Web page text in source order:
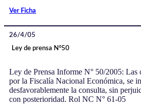
Ver Ficha
26/4/05
Ley de prensa N°50
Ley de Prensa Informe N° 50/2005: Las
por la Fiscalía Nacional Económica, se
desfavorablemente la consulta, sin
con posterioridad. Rol NC N° 61-05